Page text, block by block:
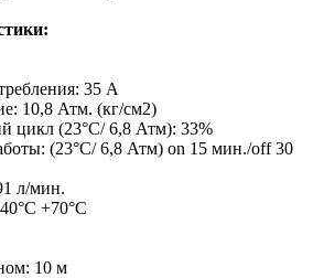
35 А
10,8 Атм. (кг/см2)
цикл (23°C/ 6,8 Атм): 33%
(23°C/ 6,8 Атм) on 15 мин./off 30
л/мин.
+70°С
10 м